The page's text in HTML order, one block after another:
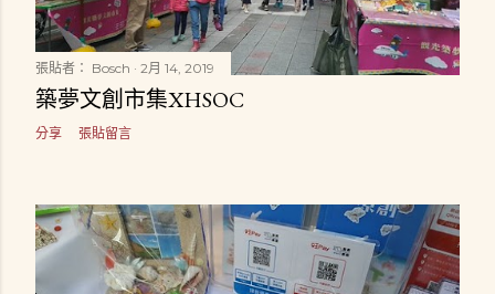
張貼者： Bosch 2月 14, 2019
築夢文創市集XHSOC
分享 張貼留言